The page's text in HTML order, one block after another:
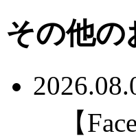
その他の
【